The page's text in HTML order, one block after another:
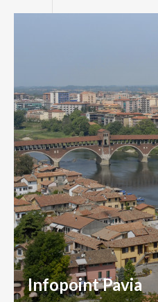
Infopoint Pavia